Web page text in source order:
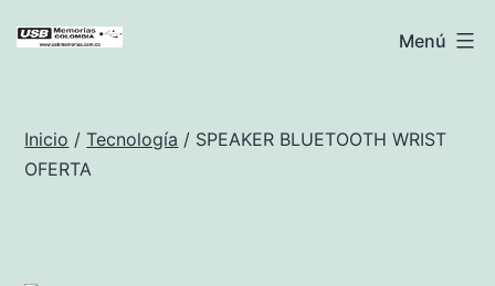
USB
Menú
Inicio /Tecnología / SPEAKER BLUETOOTH WRIST
OFERTA